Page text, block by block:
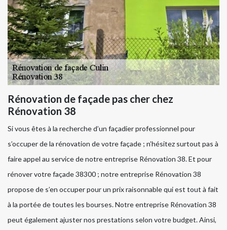
Rénovation de façade pas cher chez
Rénovation 38
Si vous êtes à la recherche d’un façadier professionnel pour
s’occuper de la rénovation de votre façade ; n’hésitez surtout pas à
faire appel au service de notre entreprise Rénovation 38. Et pour
rénover votre façade 38300 ; notre entreprise Rénovation 38
propose de s’en occuper pour un prix raisonnable qui est tout à fait
à la portée de toutes les bourses. Notre entreprise Rénovation 38
peut également ajuster nos prestations selon votre budget. Ainsi,